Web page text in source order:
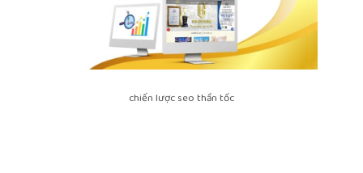
chiến lược seo thần tốc